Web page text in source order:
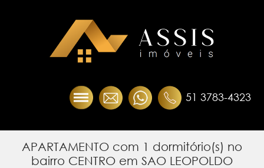
51 3783-4323
APARTAMENTO com 1 dormitório(s) no
bairro CENTRO em SAO LEOPOLDO